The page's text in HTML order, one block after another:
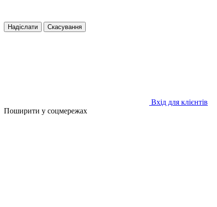
Надіслати Скасування
Вхід для клієнтів
Поширити у соцмережах